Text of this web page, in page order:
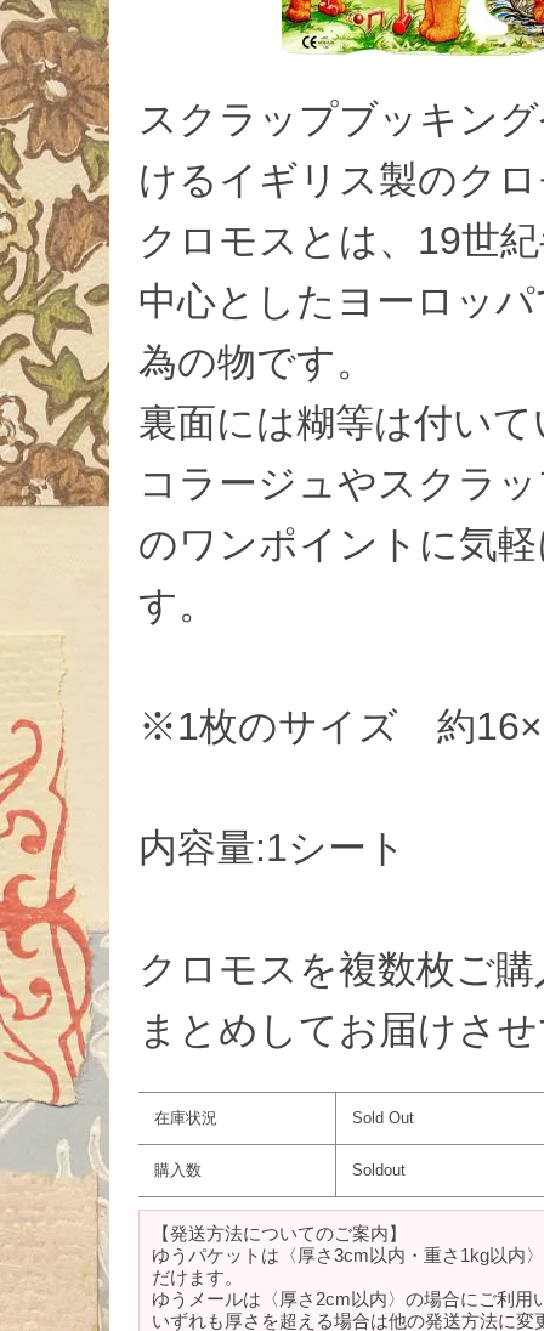
スクラップブッキン
けるイギリス製のク
クロモスとは、19世
中心としたヨーロッ
為の物です。
裏面には糊等は付い
コラージュやスクラ
のワンポイントに気
す。
※1枚のサイズ 約
内容量:1シート
クロモスを複数枚ご
まとめしてお届けさ
在庫状況 Sold Out
購入数 Soldout
【発送方法についてのご案内】
ゆうパケットは〈厚さ3cm以内・重さ1kg以内
だけます。
ゆうメールは〈厚さ2cm以内〉の場合にご利用
いずれも厚さを超える場合は他の発送方法に変